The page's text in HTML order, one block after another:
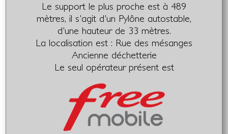
Le support le plus proche est à 489
mètres, il s'agit d'un Pylône autostable,
d'une hauteur de 33 mètres.
La localisation est : Rue des mésanges
Ancienne déchetterie
Le seul opérateur présent est